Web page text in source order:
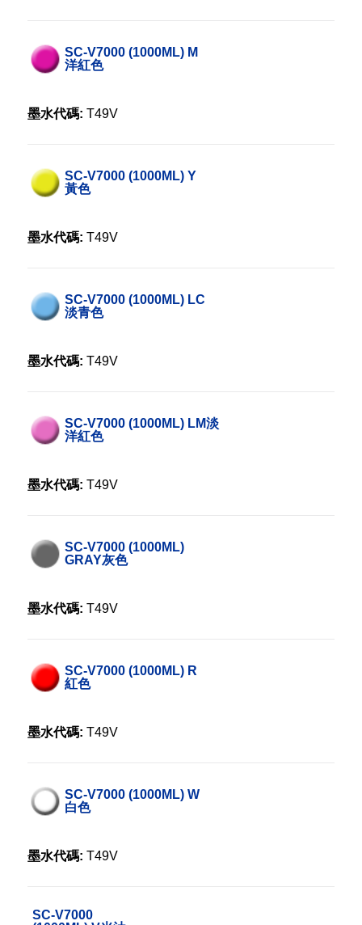
SC-V7000 (1000ML) M
洋紅色
墨水代碼: T49V
SC-V7000 (1000ML) Y
黃色
墨水代碼: T49V
SC-V7000 (1000ML) LC
淡青色
墨水代碼: T49V
SC-V7000 (1000ML) LM淡
洋紅色
墨水代碼: T49V
SC-V7000 (1000ML)
GRAY灰色
墨水代碼: T49V
SC-V7000 (1000ML) R
紅色
墨水代碼: T49V
SC-V7000 (1000ML) W
白色
墨水代碼: T49V
SC-V7000